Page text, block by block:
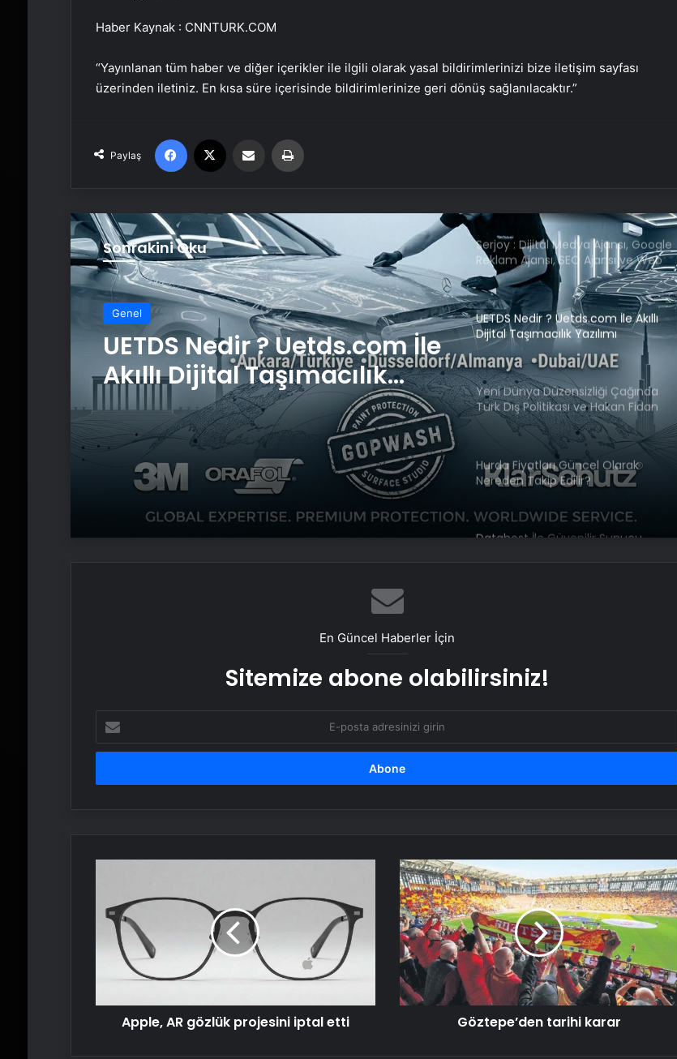
Haber Kaynak : CNNTURK.COM
“Yayınlanan tüm haber ve diğer içerikler ile ilgili olarak yasal bildirimlerinizi bize iletişim sayfası
üzerinden iletiniz. En kısa süre içerisinde bildirimlerinize geri dönüş sağlanılacaktır.”
Paylaş
Facebook Email'den paylaş
Sonrakini Oku
Genel
UETDS Nedir ? Uetds.com İle
Akıllı Dijital Taşımacılık
Yazılımı
Dumandan zehirlenen karı-koca ölü
Serjoy : Dijital Medya Ajansı, Google
Reklam Ajansı, SEO Ajansı ve Web
Tasarım Ajansı
UETDS Nedir ? Uetds.com İle Akıllı
Dijital Taşımacılık Yazılımı
Yeni Dünya Düzensizliği Çağında
Türk Dış Politikası ve Hakan Fidan
Faktörü
Hurda Fiyatları Güncel Olarak
Nereden Takip Edilir?
Datahost İle Güvenilir Sunucu
Bozulmuş meze, et ve et ürünleri
Dışişleri Sözcüsü Keçeli: Kıbrıs Özel
Emekli Tümgeneral Büyükışık’ın
oğlunun ölümünde 7 yıl sonra dava
açıldı!
Serjoy : Dijital Medya Ajansı, Google
Reklam Ajansı, SEO Ajansı ve Web
Tasarım Ajansı
En Güncel Haberler İçin
Sitemize abone olabilirsiniz!
posta
adresinizi
gözlük
projesini
Apple, AR gözlük projesini iptal etti
Göztepe’den
tarihi
karar
Göztepe’den tarihi karar